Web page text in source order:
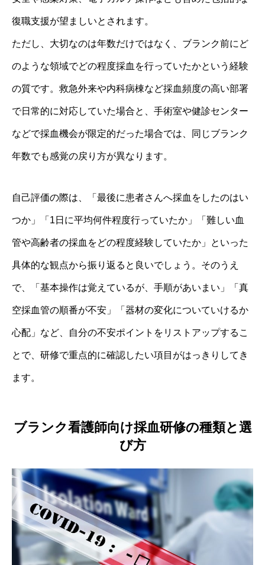
復職支援が望ましいとされます。
ただし、大切なのは年数だけではなく、ブランク前にど
のような領域でどの程度採血を行っていたかという経験
の質です。救急外来や内科病棟など採血頻度の高い部署
で日常的に対応していた場合と、手術室や健診センター
などで採血機会が限定的だった場合では、同じブランク
年数でも感覚の戻り方が異なります。
自己評価の際は、「最後に患者さんへ採血をしたのはい
つか」「1日に平均何件程度行っていたか」「難しい血
管や高齢者の採血をどの程度経験していたか」といった
具体的な観点から振り返ると良いでしょう。そのうえ
で、「基本操作は覚えているが、手順があいまい」「真
空採血管の順番が不安」「器材の変化についていけるか
心配」など、自分の不安ポイントをリストアップするこ
とで、研修で重点的に確認したい項目がはっきりしてき
ます。
ブランク看護師向け採血研修の種類と選
び方